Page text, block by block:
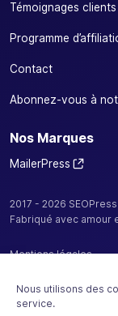
Nous utilisons des
service.
Témoignages
Programme
Contact
Abonnez-vous à
Nos Marques
MailerPress
2017 - 2026 SEOPress
Fabriqué avec
Mentions légales
Politique de
CGV